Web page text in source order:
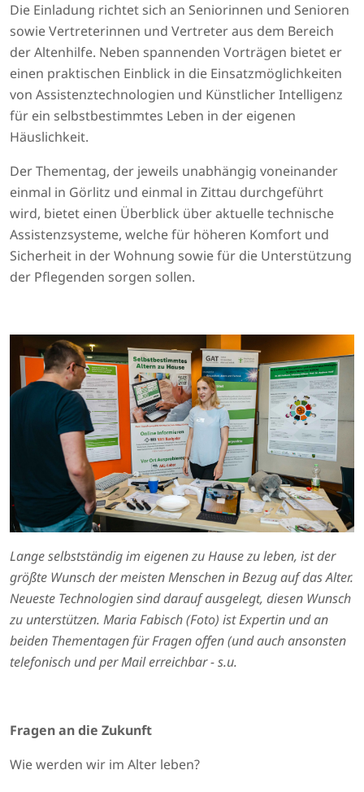
Die Einladung richtet sich an Seniorinnen und Senioren
sowie Vertreterinnen und Vertreter aus dem Bereich
der Altenhilfe. Neben spannenden Vorträgen bietet er
einen praktischen Einblick in die Einsatzmöglichkeiten
von Assistenztechnologien und Künstlicher Intelligenz
für ein selbstbestimmtes Leben in der eigenen
Häuslichkeit.
Der Thementag, der jeweils unabhängig voneinander
einmal in Görlitz und einmal in Zittau durchgeführt
wird, bietet einen Überblick über aktuelle technische
Assistenzsysteme, welche für höheren Komfort und
Sicherheit in der Wohnung sowie für die Unterstützung
der Pflegenden sorgen sollen.
Lange selbstständig im eigenen zu Hause zu leben, ist der
größte Wunsch der meisten Menschen in Bezug auf das Alter.
Neueste Technologien sind darauf ausgelegt, diesen Wunsch
zu unterstützen. Maria Fabisch (Foto) ist Expertin und an
beiden Thementagen für Fragen offen (und auch ansonsten
telefonisch und per Mail erreichbar - s.u.
Fragen an die Zukunft
Wie werden wir im Alter leben?